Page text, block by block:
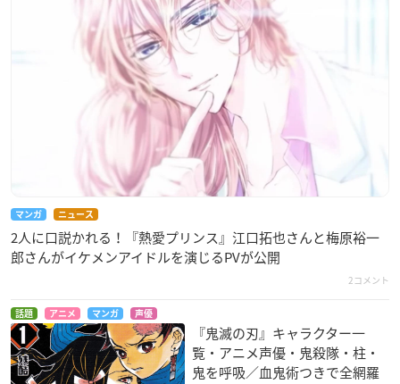
マンガ ニュース
2人に口説かれる！『熱愛プリンス』江口拓也さんと梅原裕一
郎さんがイケメンアイドルを演じるPVが公開
2コメント
話題 アニメ マンガ 声優
『鬼滅の刃』キャラクター一
覧・アニメ声優・鬼殺隊・柱・
鬼を呼吸／血鬼術つきで全網羅